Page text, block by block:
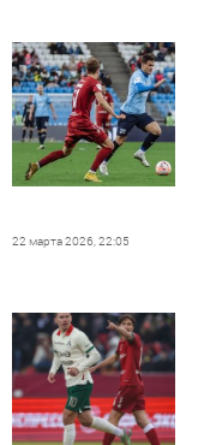
22 марта 2026, 22:05